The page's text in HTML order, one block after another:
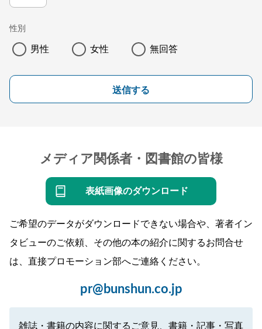
性別
男性 女性 無回答
送信する
メディア関係者・図書館の皆様
表紙画像のダウンロード
ご希望のデータがダウンロードできない場合や、著者イン
タビューのご依頼、その他の本の紹介に関するお問合せ
は、直接プロモーション部へご連絡ください。
pr@bunshun.co.jp
雑誌・書籍の内容に関するご意見、書籍・記事・写真